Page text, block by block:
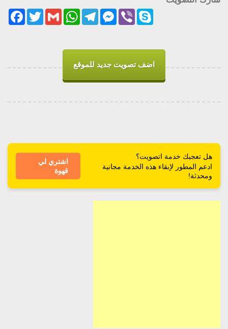
TwitterGmail
WhatsAppTelegram
Messenger ViberSkype
اضف تصويت جديد للموقع
هل تعجبك خدمة اتصويت؟
ادعم المطور لإبقاء هذه الخدمة مجانية
ومحدثة!
اشتري لي
قهوة